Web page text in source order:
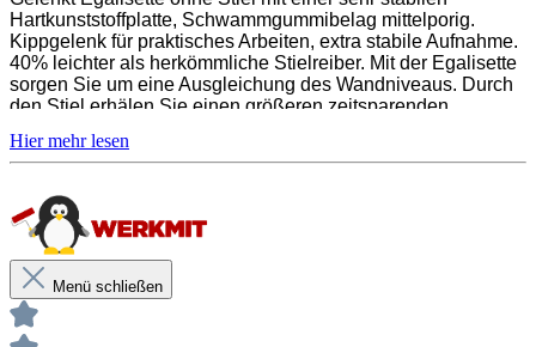
Unsere anwendungstechnischen Empfehlungen dienen der
Unterstützung des Käufers bzw. Verarbeiters.
Sie entbinden nicht davon, unsere Produkte grundsätzlich auf ihre
Eignung für den vorgesehenen Anwendungszweck in eigener
Verantwortung zu prüfen.
Hartkunststoffplatte, Schwammgummibelag mittelporig.
Kippgelenk für praktisches Arbeiten, extra stabile Aufnahme.
40% leichter als herkömmliche Stielreiber. Mit der Egalisette
sorgen Sie um eine Ausgleichung des Wandniveaus. Durch
den Stiel erhälen Sie einen größeren zeitsparenden
Zum Ausgleichen des Wandniveaus
40% leichter als Alu - Reibbretter
Kompatibel mit SOLID Teleskopstielen
Menü schließen